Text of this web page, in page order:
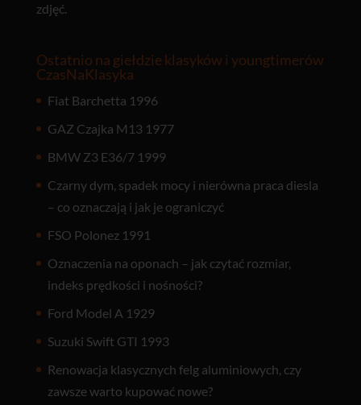
zdjęć.
Ostatnio na giełdzie klasyków i youngtimerów
CzasNaKlasyka
Fiat Barchetta 1996
GAZ Czajka M13 1977
BMW Z3 E36/7 1999
Czarny dym, spadek mocy i nierówna praca diesla
– co oznaczają i jak je ograniczyć
FSO Polonez 1991
Oznaczenia na oponach – jak czytać rozmiar,
indeks prędkości i nośności?
Ford Model A 1929
Suzuki Swift GTI 1993
Renowacja klasycznych felg aluminiowych, czy
zawsze warto kupować nowe?